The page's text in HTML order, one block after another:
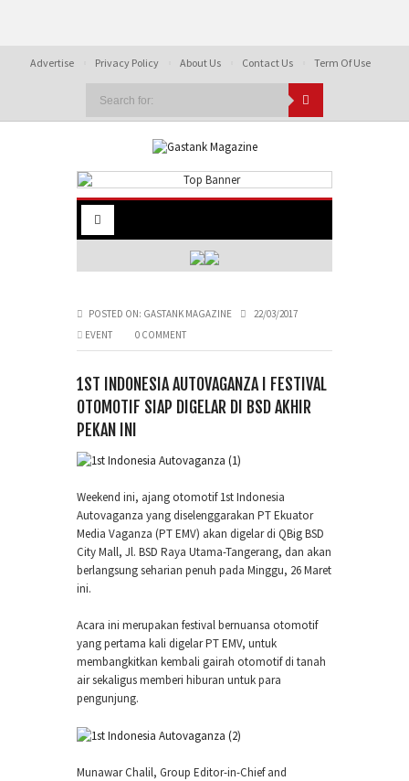
Advertise Privacy Policy About Us Contact Us Term Of Use
POSTED ON: GASTANK MAGAZINE
22/03/2017
EVENT
0 COMMENT
1ST INDONESIA AUTOVAGANZA I FESTIVAL
OTOMOTIF SIAP DIGELAR DI BSD AKHIR
PEKAN INI
Weekend ini, ajang otomotif 1st Indonesia
Autovaganza yang diselenggarakan PT Ekuator
Media Vaganza (PT EMV) akan digelar di QBig BSD
City Mall, Jl. BSD Raya Utama-Tangerang, dan akan
berlangsung seharian penuh pada Minggu, 26 Maret
ini.
Acara ini merupakan festival bernuansa otomotif
yang pertama kali digelar PT EMV, untuk
membangkitkan kembali gairah otomotif di tanah
air sekaligus memberi hiburan untuk para
pengunjung.
Munawar Chalil, Group Editor-in-Chief and